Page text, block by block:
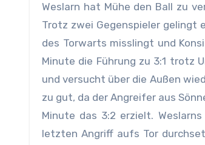
Weslarn hat Mühe den Ball zu
Trotz zwei Gegenspieler gelingt
des Torwarts misslingt und
Minute die Führung zu 3:1 trotz
und versucht über die Außen
zu gut, da der Angreifer aus
Minute das 3:2 erzielt.
letzten Angriff aufs Tor